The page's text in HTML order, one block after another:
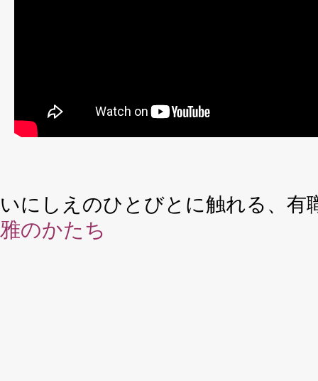
いにしえのひとびとに触れる、有
雅のかたち